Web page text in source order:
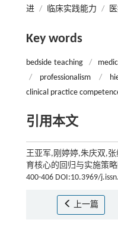
进 / 临床实践能力 /
Key words
bedside teaching /
/
professionalism /
clinical practice
引用本文
王亚军,刚婷婷,朱庆双,
育核心的回归与实施策略
400-406 DOI:10.3969/
上一篇